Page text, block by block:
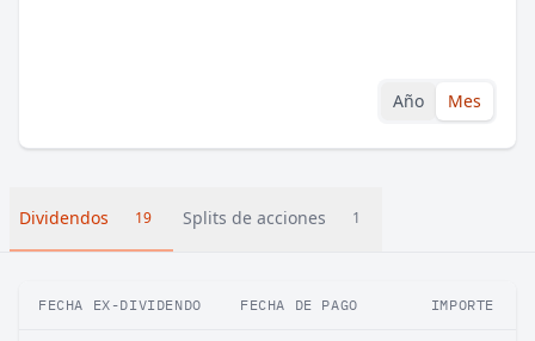
Año Mes
Dividendos 19 Splits de acciones 1
FECHA EX-DIVIDENDO FECHA DE PAGO IMPORTE